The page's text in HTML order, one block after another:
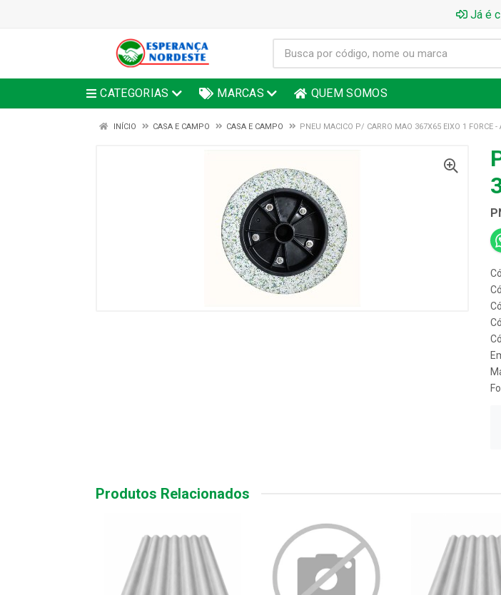
Já é
CATEGORIAS MARCAS QUEM SOMOS
INÍCIO CASA E CAMPO CASA E CAMPO PNEU MACICO P/ CARRO MAO 367X65 EIXO 1 FORCE -
Produtos Relacionados